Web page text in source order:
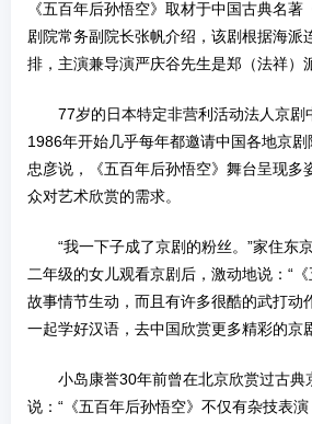
《五百年后孙悟空》取材于中国古典名
剧院常务副院长张帆介绍，该剧根据海派
排，主演兼导演严庆谷先生是郑（法祥）
77岁的日本特定非营利活动法人京剧
1986年开始几乎每年都邀请中国各地京剧
忠彦说，《五百年后孙悟空》舞台呈现多
众对艺术欣赏的需求。
“我一下子成了京剧的粉丝。”家住东
二年级的女儿观看京剧后，激动地说：“
故事情节生动，而且有许多很酷的武打动
一起学好汉语，去中国欣赏更多精彩的京
小岛康誉30年前曾在北京欣赏过古典
说：“《五百年后孙悟空》不仅有杂技表